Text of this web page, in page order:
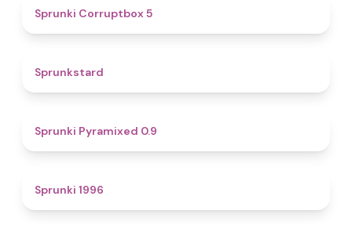
Sprunki Corruptbox 5
Sprunkstard
Sprunki Pyramixed 0.9
Sprunki 1996